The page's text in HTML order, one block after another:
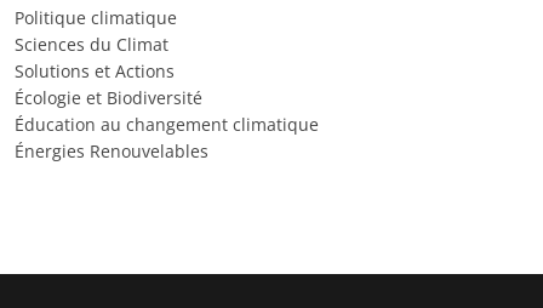
Politique climatique
Sciences du Climat
Solutions et Actions
Écologie et Biodiversité
Éducation au changement climatique
Énergies Renouvelables